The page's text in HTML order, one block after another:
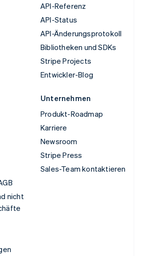
API-Referenz
API-Status
API-Änderungsprotokoll
Bibliotheken und SDKs
Stripe Projects
Entwickler-Blog
nicht
Unternehmen
Produkt-Roadmap
Karriere
Newsroom
Stripe Press
Sales-Team kontaktieren